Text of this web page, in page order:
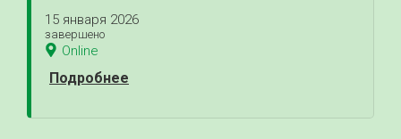
15 января 2026
завершено
Online
Подробнее